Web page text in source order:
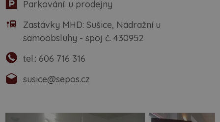
Parkování: u prodejny
Zastávky MHD: Sušice, Nádražní u
samoobsluhy - spoj č. 430952
tel.: 606 716 316
susice@sepos.cz